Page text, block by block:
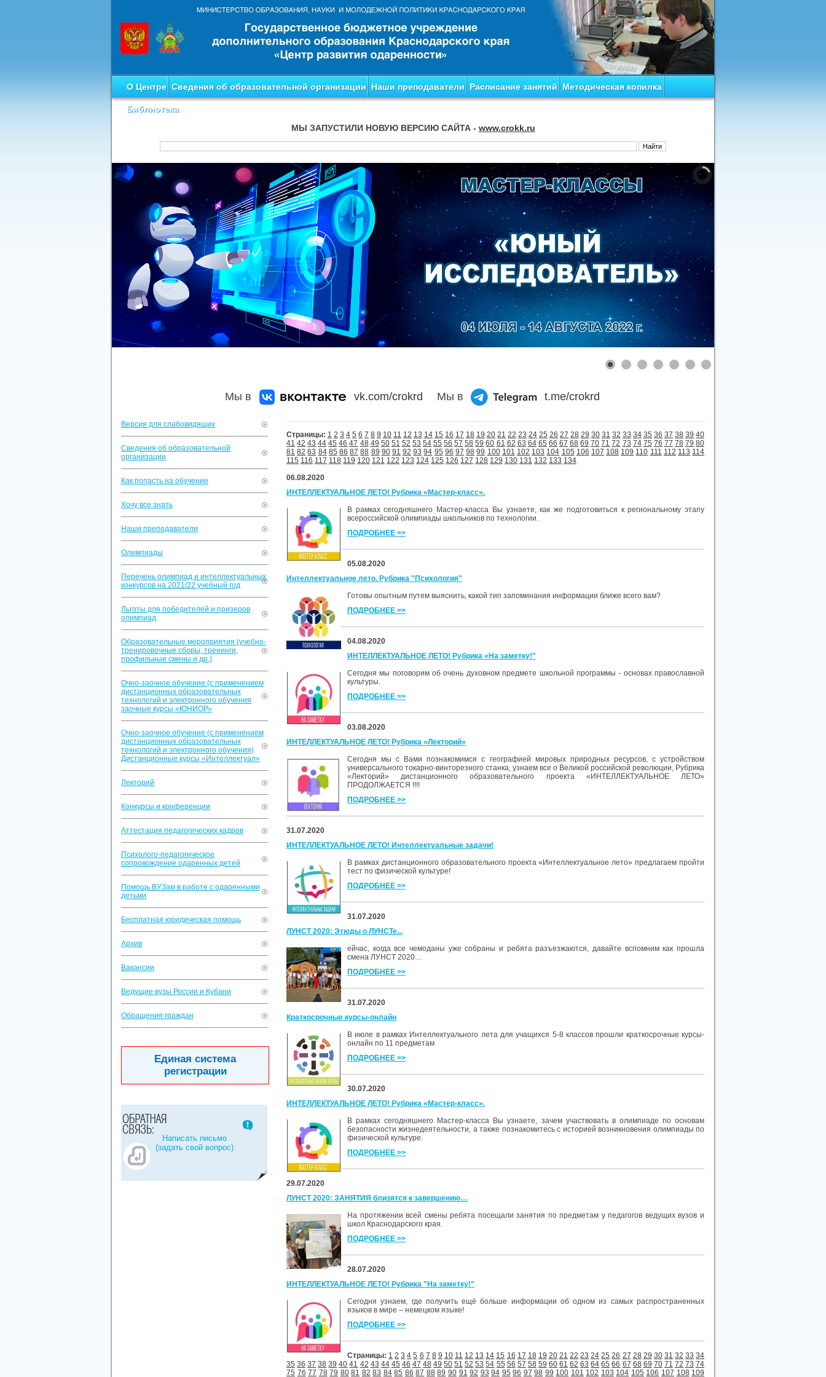
О Центре Сведения об образовательной организации Наши преподаватели Расписание занятий Методическая копилка
Библиотека
МЫ ЗАПУСТИЛИ НОВУЮ ВЕРСИЮ САЙТА - www.crokk.ru
Мы в vk.com/crokrd Мы в t.me/crokrd
Версия для слабовидящих
Сведения об образовательной
организации
Как попасть на обучение
Хочу все знать
Наши преподаватели
Олимпиады
Перечень олимпиад и интеллектуальных
конкурсов на 2021/22 учебный год
Льготы для победителей и призеров
олимпиад
Образовательные мероприятия (учебно-
тренировочные сборы, тренинги,
профильные смены и др.)
Очно-заочное обучение (с применением
дистанционных образовательных
технологий и электронного обучения
заочные курсы «ЮНИОР»
Очно-заочное обучение (с применением
дистанционных образовательных
технологий и электронного обучения)
Дистанционные курсы «Интеллектуал»
Лекторий
Конкурсы и конференции
Аттестация педагогических кадров
Психолого-педагогическое
сопровождение одаренных детей
Помощь ВУЗам в работе с одаренными
детьми
Бесплатная юридическая помощь
Архив
Вакансии
Ведущие вузы России и Кубани
Обращения граждан
Единая система
регистрации
Написать письмо
(задать свой вопрос)
Страницы: 1 2 3 4 5 6 7 8 9 10 11 12 13 14 15 16 17 18 19 20 21 22 23 24 25 26 27 28 29 30 31 32 33 34 35 36 37 38 39 40
41 42 43 44 45 46 47 48 49 50 51 52 53 54 55 56 57 58 59 60 61 62 63 64 65 66 67 68 69 70 71 72 73 74 75 76 77 78 79 80
81 82 83 84 85 86 87 88 89 90 91 92 93 94 95 96 97 98 99 100 101 102 103 104 105 106 107 108 109 110 111 112 113 114
115 116 117 118 119 120 121 122 123 124 125 126 127 128 129 130 131 132 133 134
06.08.2020
ИНТЕЛЛЕКТУАЛЬНОЕ ЛЕТО! Рубрика «Мастер-класс».
В рамках сегодняшнего Мастер-класса Вы узнаете, как же подготовиться к региональному этапу
всероссийской олимпиады школьников по технологии.
ПОДРОБНЕЕ >>
05.08.2020
Интеллектуальное лето. Рубрика "Психология"
Готовы опытным путем выяснить, какой тип запоминания информации ближе всего вам?
ПОДРОБНЕЕ >>
04.08.2020
ИНТЕЛЛЕКТУАЛЬНОЕ ЛЕТО! Рубрика «На заметку!"
Сегодня мы поговорим об очень духовном предмете школьной программы - основах православной
культуры.
ПОДРОБНЕЕ >>
03.08.2020
ИНТЕЛЛЕКТУАЛЬНОЕ ЛЕТО! Рубрика «Лекторий»
Сегодня мы с Вами познакомимся с географией мировых природных ресурсов, с устройством
универсального токарно-винторезного станка, узнаем все о Великой российской революции, Рубрика
«Лекторий» дистанционного образовательного проекта «ИНТЕЛЛЕКТУАЛЬНОЕ ЛЕТО»
ПРОДОЛЖАЕТСЯ !!!!
ПОДРОБНЕЕ >>
31.07.2020
ИНТЕЛЛЕКТУАЛЬНОЕ ЛЕТО! Интеллектуальные задачи!
В рамках дистанционного образовательного проекта «Интеллектуальное лето» предлагаем пройти
тест по физической культуре!
ПОДРОБНЕЕ >>
31.07.2020
ЛУНСТ 2020: Этюды о ЛУНСТе...
ейчас, когда все чемоданы уже собраны и ребята разъезжаются, давайте вспомним как прошла
смена ЛУНСТ 2020…
ПОДРОБНЕЕ >>
31.07.2020
Краткосрочные курсы-онлайн
В июле в рамках Интеллектуального лета для учащихся 5-8 классов прошли краткосрочные курсы-
онлайн по 11 предметам
ПОДРОБНЕЕ >>
30.07.2020
ИНТЕЛЛЕКТУАЛЬНОЕ ЛЕТО! Рубрика «Мастер-класс».
В рамках сегодняшнего Мастер-класса Вы узнаете, зачем участвовать в олимпиаде по основам
безопасности жизнедеятельности, а также познакомитесь с историей возникновения олимпиады по
физической культуре.
ПОДРОБНЕЕ >>
29.07.2020
ЛУНСТ 2020: ЗАНЯТИЯ близятся к завершению…
На протяжении всей смены ребята посещали занятия по предметам у педагогов ведущих вузов и
школ Краснодарского края.
ПОДРОБНЕЕ >>
28.07.2020
ИНТЕЛЛЕКТУАЛЬНОЕ ЛЕТО! Рубрика "На заметку!"
Сегодня узнаем, где получить ещё больше информации об одном из самых распространенных
языков в мире – немецком языке!
ПОДРОБНЕЕ >>
Страницы: 1 2 3 4 5 6 7 8 9 10 11 12 13 14 15 16 17 18 19 20 21 22 23 24 25 26 27 28 29 30 31 32 33 34
35 36 37 38 39 40 41 42 43 44 45 46 47 48 49 50 51 52 53 54 55 56 57 58 59 60 61 62 63 64 65 66 67 68 69 70 71 72 73 74
75 76 77 78 79 80 81 82 83 84 85 86 87 88 89 90 91 92 93 94 95 96 97 98 99 100 101 102 103 104 105 106 107 108 109